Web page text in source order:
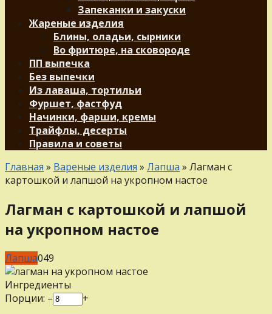
Запеканки и закуски
Жареные изделия
Блины, оладьи, сырники
Во фритюре, на сковороде
ПП выпечка
Без выпечки
Из лаваша, тортильи
Фуршет, фастфуд
Начинки, фарши, кремы
Трайфлы, десерты
Правила и советы
Главная » Вареные изделия » Лапша » Лагман с
картошкой и лапшой на укропном настое
Лагман с картошкой и лапшой
на укропном настое
Лапша049
Ингредиенты
Порции: –
+